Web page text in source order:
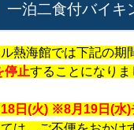
一泊二食付バイキ
熱海館では下記の期
停止することになりま
日(火) ※8月19日(水)